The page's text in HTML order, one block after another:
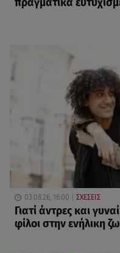
03.08.26, 16:00 ΣΧΕΣΕΙΣ
Γιατί άντρες και
φίλοι στην ενήλικη